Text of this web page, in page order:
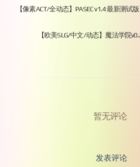
【像素ACT/全动态】PASEC v1.4 最新测试
【欧美SLG/中文/动态】魔法学院
暂无评论
发表评论